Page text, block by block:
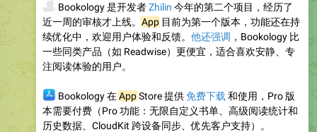
Bookology 是开发者Zhilin 今年的第二个项目，经历了
近一周的审核才上线。 App 目前为第一个版本，功能还在持
续优化中，欢迎用户体验和反馈。 他还强调 ，Bookology 比
一些同类产品（如 Readwise）更便宜，适合喜欢安静、专
注阅读体验的用户。
Bookology 在AppStore 提供免费下载 和使用，Pro 版
本需要付费（Pro 功能：无限自定义书单、高级阅读统计和
历史数据、CloudKit 跨设备同步、优先客户支持）。